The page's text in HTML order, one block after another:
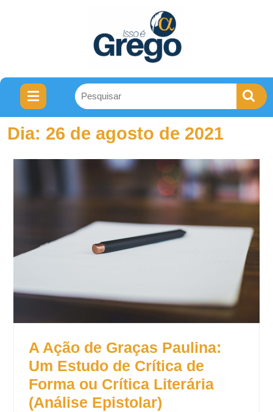
Dia: 26 de agosto de 2021
A Ação de Graças Paulina:
Um Estudo de Crítica de
Forma ou Crítica Literária
(Análise Epistolar)